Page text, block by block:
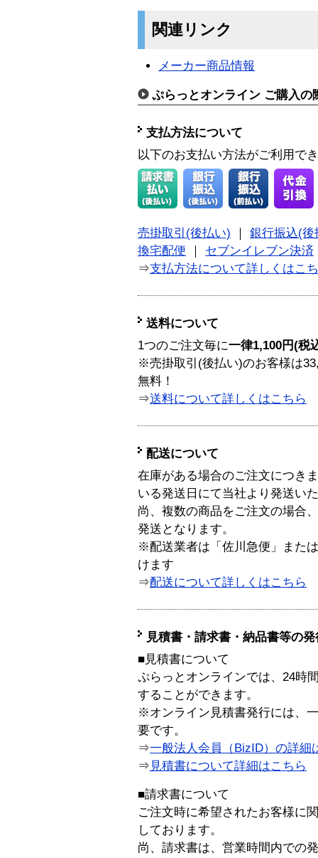
関連リンク
メーカー商品情報
ぷらっとオンライン ご購入の
支払方法について
以下のお支払い方法がご利用で
売掛取引(後払い)
銀行振込(後
換宅配便
セブンイレブン決済
⇒支払方法について詳しくはこ
送料について
1つのご注文毎に一律1,100円(税
※売掛取引(後払い)のお客様は
無料！
⇒送料について詳しくはこちら
配送について
在庫がある場合のご注文につき
いる発送日にて当社より発送い
尚、複数の商品をご注文の場合
発送となります。
※配送業者は「佐川急便」また
けます
⇒配送について詳しくはこちら
見積書・請求書・納品書等の
■見積書について
ぷらっとオンラインでは、24時
することができます。
※オンライン見積書発行には、
要です。
⇒一般法人会員（BizID）の詳細
⇒ 見積書について詳細はこちら
■請求書について
ご注文時に希望されたお客様に
しております。
尚、請求書は、営業時間内での